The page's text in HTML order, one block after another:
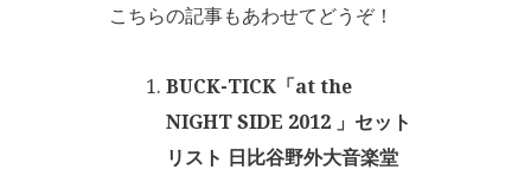
こちらの記事もあわせてどうぞ！
BUCK-TICK「at the
NIGHT SIDE 2012 」セット
リスト 日比谷野外大音楽堂